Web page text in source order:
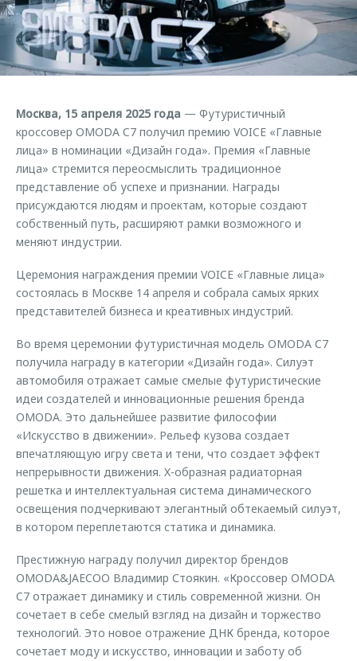
Страхование
Кредитный калькулятор
Аксессуары
Оригинальные аксессуары
Запчасти
Трейд-ин
Калькулятор трейд-ин
Клиентская поддержка
O&J Автоклуб
Клуб владельцев OMODA
Аксессуары
Одежда и сувениры
Оригинальные аксессуары
Запчасти
Обратная связь
Москва, 15 апреля 2025 года — Футуристичный
кроссовер OMODA C7 получил премию VOICE «Главные
лица» в номинации «Дизайн года». Премия «Главные
лица» стремится переосмыслить традиционное
представление об успехе и признании. Награды
присуждаются людям и проектам, которые создают
собственный путь, расширяют рамки возможного и
меняют индустрии.
Церемония награждения премии VOICE «Главные лица»
состоялась в Москве 14 апреля и собрала самых ярких
представителей бизнеса и креативных индустрий.
Во время церемонии футуристичная модель OMODA C7
получила награду в категории «Дизайн года». Силуэт
автомобиля отражает самые смелые футуристические
идеи создателей и инновационные решения бренда
OMODA. Это дальнейшее развитие философии
«Искусство в движении». Рельеф кузова создает
впечатляющую игру света и тени, что создает эффект
непрерывности движения. X-образная радиаторная
решетка и интеллектуальная система динамического
освещения подчеркивают элегантный обтекаемый силуэт,
в котором переплетаются статика и динамика.
Престижную награду получил директор брендов
OMODA&JAECOO Владимир Стоякин. «Кроссовер OMODA
C7 отражает динамику и стиль современной жизни. Он
сочетает в себе смелый взгляд на дизайн и торжество
технологий. Это новое отражение ДНК бренда, которое
сочетает моду и искусство, инновации и заботу об